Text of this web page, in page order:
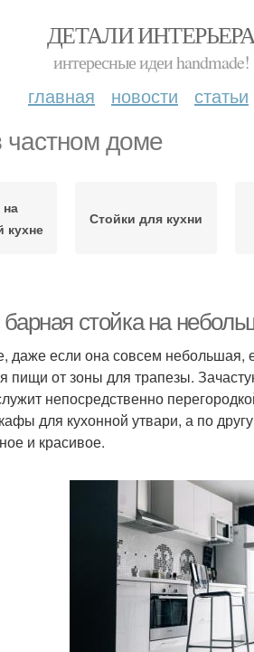
ДЕТАЛИ
интересные идеи handmade!
главная новости статьи
частном доме
на
кухне
Стойки для кухни
стойка на
даже если она совсем небольшая,
пищи от зоны для трапезы.
непосредственно
для кухонной утвари, а по
и красивое.